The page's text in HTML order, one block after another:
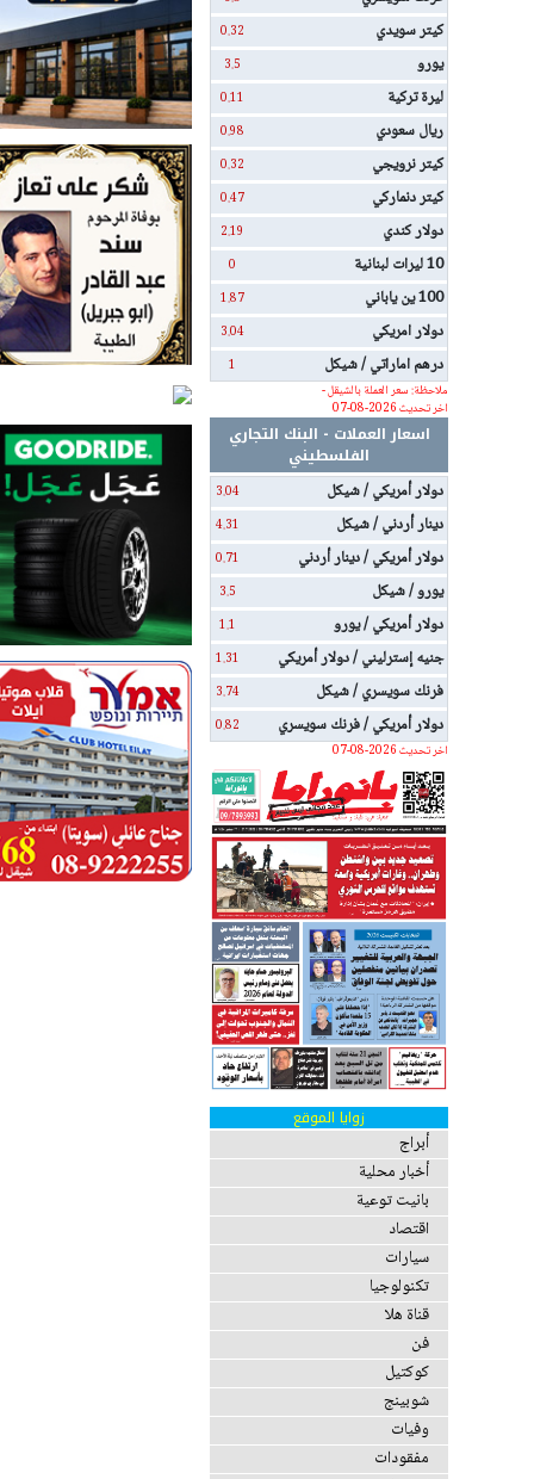
كيتر سويدي 0.32
يورو 3.5
ليرة تركية 0.11
ريال سعودي 0.98
كيتر نرويجي 0.32
كيتر دنماركي 0.47
دولار كندي 2.19
10 ليرات لبنانية 0
100 ين ياباني 1.87
دولار امريكي 3.04
درهم اماراتي / شيكل
1
ملاحظة: سعر العملة بالشيقل -
اخر تحديث 2026-08-07
اسعار العملات - البنك التجاري
الفلسطيني
دولار أمريكي / شيكل
3.04
دينار أردني / شيكل 4.31
دولار أمريكي / دينار أردني 0.71
يورو / شيكل 3.5
دولار أمريكي / يورو 1.1
جنيه إسترليني / دولار أمريكي 1.31
فرنك سويسري / شيكل 3.74
دولار أمريكي / فرنك سويسري
0.82
اخر تحديث 2026-08-07
زوايا الموقع
أبراج
أخبار محلية
بانيت توعية
اقتصاد
سيارات
تكنولوجيا
قناة هلا
فن
كوكتيل
شوبينج
وفيات
مفقودات